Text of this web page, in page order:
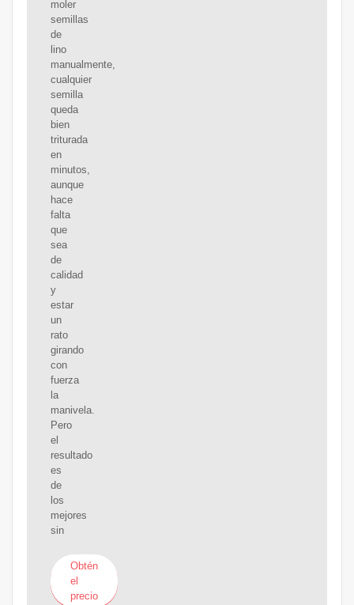
moler
semillas
de
lino
manualmente,
cualquier
semilla
queda
bien
triturada
en
minutos,
aunque
hace
falta
que
sea
de
calidad
y
estar
un
rato
girando
con
fuerza
la
manivela.
Pero
el
resultado
es
de
los
mejores
sin
Obtén
el
precio